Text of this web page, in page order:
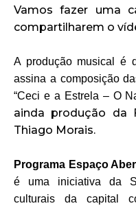
Vamos fazer uma
compartilharem o
A produção musical é
assina a composição
“Ceci e a Estrela – O
ainda produção da
Thiago Morais.
Programa Espaço
é uma iniciativa da
culturais da capital